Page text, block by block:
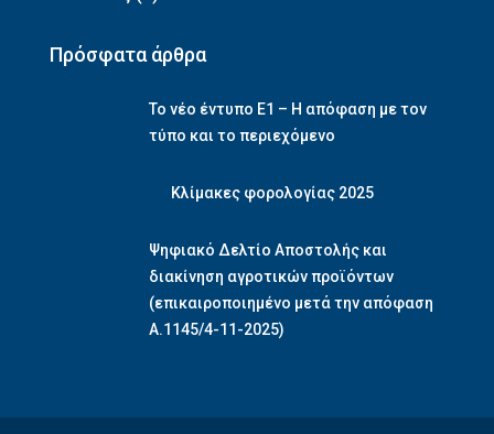
Πρόσφατα άρθρα
Το νέο έντυπο Ε1 – Η απόφαση με τον
τύπο και το περιεχόμενο
Κλίμακες φορολογίας 2025
Ψηφιακό Δελτίο Αποστολής και
διακίνηση αγροτικών προϊόντων
(επικαιροποιημένο μετά την απόφαση
Α.1145/4-11-2025)